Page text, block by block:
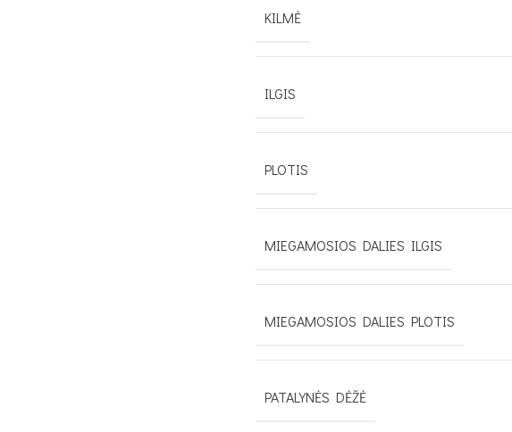
KILMĖ
ILGIS
PLOTIS
MIEGAMOSIOS DALIES ILGIS
MIEGAMOSIOS DALIES PLOTIS
PATALYNĖS DĖŽĖ